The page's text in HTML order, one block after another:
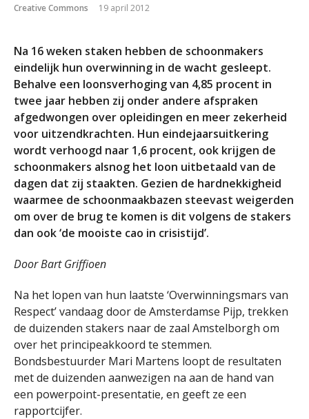
Creative Commons 19 april 2012
Na 16 weken staken hebben de schoonmakers
eindelijk hun overwinning in de wacht gesleept.
Behalve een loonsverhoging van 4,85 procent in
twee jaar hebben zij onder andere afspraken
afgedwongen over opleidingen en meer zekerheid
voor uitzendkrachten. Hun eindejaarsuitkering
wordt verhoogd naar 1,6 procent, ook krijgen de
schoonmakers alsnog het loon uitbetaald van de
dagen dat zij staakten. Gezien de hardnekkigheid
waarmee de schoonmaakbazen steevast weigerden
om over de brug te komen is dit volgens de stakers
dan ook ‘de mooiste cao in crisistijd’.
Door Bart Griffioen
Na het lopen van hun laatste ‘Overwinningsmars van
Respect’ vandaag door de Amsterdamse Pijp, trekken
de duizenden stakers naar de zaal Amstelborgh om
over het principeakkoord te stemmen.
Bondsbestuurder Mari Martens loopt de resultaten
met de duizenden aanwezigen na aan de hand van
een powerpoint-presentatie, en geeft ze een
rapportcijfer.